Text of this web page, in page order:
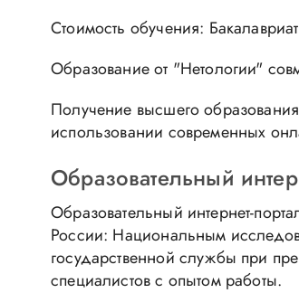
Стоимость обучения:
Образование от "Нетологии"
Получение высшего
использовании современных
Образовательный
Образовательный интернет-
России: Национальным
государственной службы при
специалистов с опытом работы.